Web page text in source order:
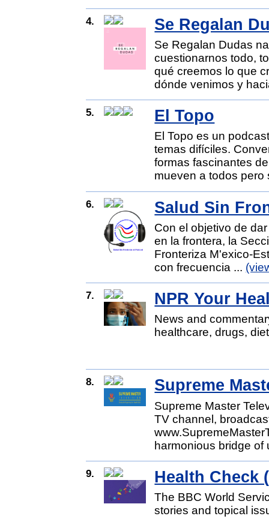
4. Se Regalan
Se Regalan Dudas
cuestionarnos todo,
qué creemos lo que
dónde venimos y
5. El Topo
El Topo es un
temas difíciles.
formas fascinantes
mueven a todos
6. Salud Sin
Con el objetivo de
en la frontera, la
Fronteriza M'exico-
con frecuencia ...
7. NPR Your
News and
healthcare, drugs,
8. Supreme
Supreme Master
TV channel,
harmonious bridge
9. Health Check
The BBC World
stories and topical